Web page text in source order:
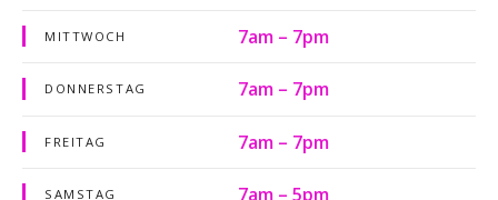
MITTWOCH 7am – 7pm
DONNERSTAG 7am – 7pm
FREITAG 7am – 7pm
SAMSTAG 7am – 5pm